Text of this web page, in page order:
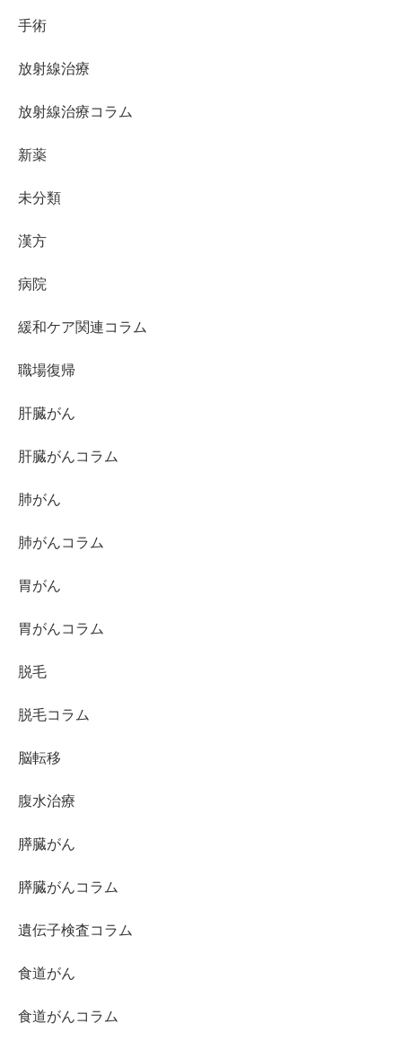
手術
放射線治療
放射線治療コラム
新薬
未分類
漢方
病院
緩和ケア関連コラム
職場復帰
肝臓がん
肝臓がんコラム
肺がん
肺がんコラム
胃がん
胃がんコラム
脱毛
脱毛コラム
脳転移
腹水治療
膵臓がん
膵臓がんコラム
遺伝子検査コラム
食道がん
食道がんコラム